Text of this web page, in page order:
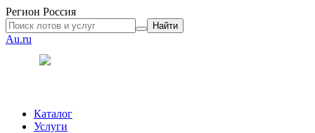
Регион Россия
Найти
Au.ru
Каталог
Услуги